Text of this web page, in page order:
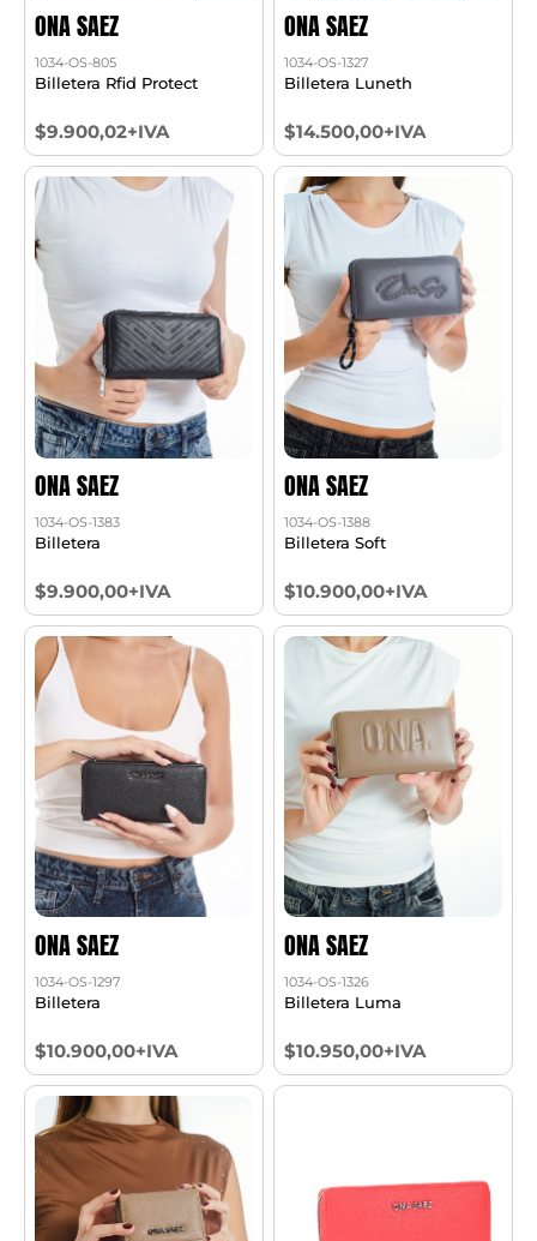
ONA SAEZ
1034-OS-805
Billetera Rfid Protect
$9.900,02+IVA
ONA SAEZ
1034-OS-1327
Billetera Luneth
$14.500,00+IVA
ONA SAEZ
1034-OS-1383
Billetera
$9.900,00+IVA
ONA SAEZ
1034-OS-1388
Billetera Soft
$10.900,00+IVA
ONA SAEZ
1034-OS-1297
Billetera
$10.900,00+IVA
ONA SAEZ
1034-OS-1326
Billetera Luma
$10.950,00+IVA